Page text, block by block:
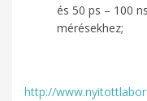
és 50 ps – 100
mérésekhez;
http://